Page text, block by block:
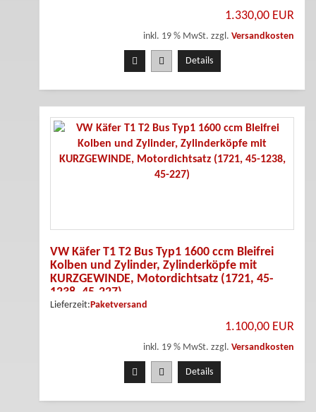
1.330,00 EUR
inkl. 19 % MwSt. zzgl. Versandkosten
Details
VW Käfer T1 T2 Bus Typ1 1600 ccm Bleifrei
Kolben und Zylinder, Zylinderköpfe mit
KURZGEWINDE, Motordichtsatz (1721, 45-
1238, 45-227)
Lieferzeit: Paketversand
1.100,00 EUR
inkl. 19 % MwSt. zzgl. Versandkosten
Details